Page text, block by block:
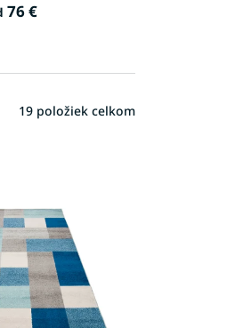
76 €
19 položiek celkom